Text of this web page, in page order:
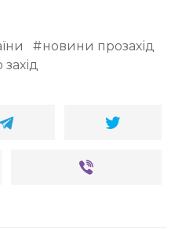
новини прозахід